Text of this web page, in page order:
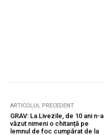
ARTICOLUL PRECEDENT
GRAV: La Livezile, de 10 ani n-a
văzut nimeni o chitanță pe
lemnul de foc cumpărat de la